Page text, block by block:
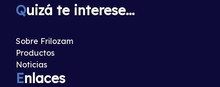
Quizá te interese...
Sobre Frilozam
Productos
Noticias
Enlaces